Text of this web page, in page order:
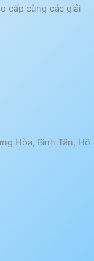
cấp cùng các giải
Hòa, Bình Tân, Hồ